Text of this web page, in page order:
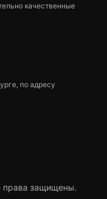
качественные
по адресу
права защищены.